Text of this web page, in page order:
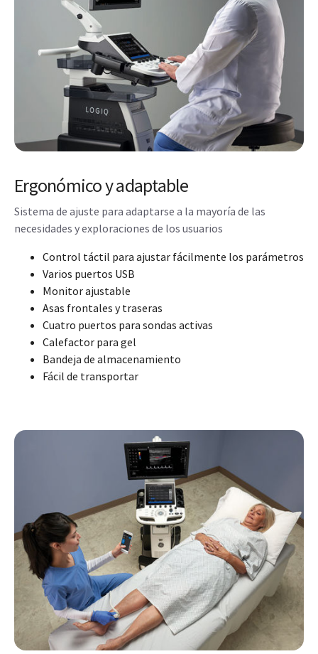
Ergonómico y adaptable
Sistema de ajuste para adaptarse a la mayoría de las
necesidades y exploraciones de los usuarios
Control táctil para ajustar fácilmente los parámetros
Varios puertos USB
Monitor ajustable
Asas frontales y traseras
Cuatro puertos para sondas activas
Calefactor para gel
Bandeja de almacenamiento
Fácil de transportar